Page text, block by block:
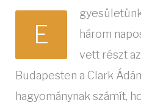
E
három
vett részt
Budapesten a Clark
hagyománynak számít,